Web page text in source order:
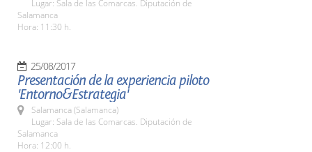
Lugar: Sala de las Comarcas. Diputación de
Salamanca
Hora: 11:30 h.
25/08/2017
Presentación de la experiencia piloto
'Entorno&Estrategia'
Salamanca (Salamanca)
Lugar: Sala de las Comarcas. Diputación de
Salamanca
Hora: 12:00 h.